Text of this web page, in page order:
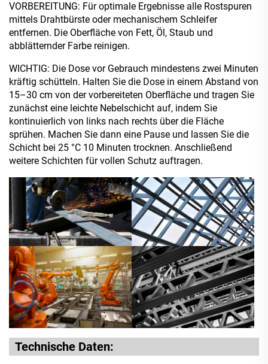
VORBEREITUNG: Für optimale Ergebnisse alle Rostspuren
mittels Drahtbürste oder mechanischem Schleifer
entfernen. Die Oberfläche von Fett, Öl, Staub und
abblätternder Farbe reinigen.
WICHTIG: Die Dose vor Gebrauch mindestens zwei Minuten
kräftig schütteln. Halten Sie die Dose in einem Abstand von
15–30 cm von der vorbereiteten Oberfläche und tragen Sie
zunächst eine leichte Nebelschicht auf, indem Sie
kontinuierlich von links nach rechts über die Fläche
sprühen. Machen Sie dann eine Pause und lassen Sie die
Schicht bei 25 °C 10 Minuten trocknen. Anschließend
weitere Schichten für vollen Schutz auftragen.
Technische Daten: